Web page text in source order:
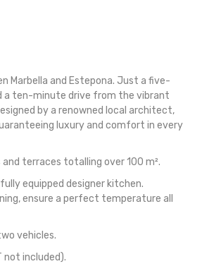
Marbella and Estepona. Just a five-
a ten-minute drive from the vibrant
by a renowned local architect,
luxury and comfort in every
terraces totalling over 100 m².
equipped designer kitchen.
ensure a perfect temperature all
vehicles.
not included).